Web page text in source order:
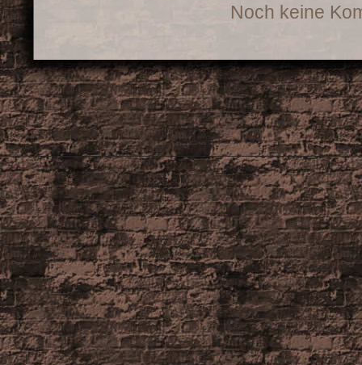
Noch keine